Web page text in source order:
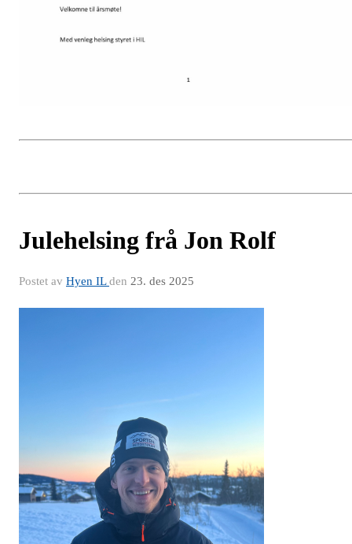
Julehelsing frå Jon Rolf
Postet av Hyen ILden 23. des 2025